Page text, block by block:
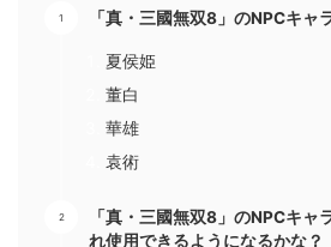
「真・三國無双8」のNPCキャ
夏侯姫
董白
華雄
袁術
「真・三國無双8」のNPCキャ
れ使用できるようになるかな？